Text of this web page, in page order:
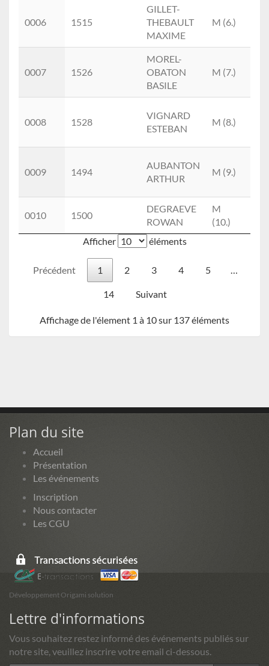
0006 1515
GILLET-
THEBAULT
MAXIME
M (6.)
0007 1526
MOREL-
OBATON
BASILE
M (7.)
0008 1528
VIGNARD
ESTEBAN
M (8.)
0009 1494
AUBANTON
ARTHUR
M (9.)
0010 1500
DEGRAEVE
ROWAN
M
(10.)
Afficher
éléments
Précédent 1 2 3 4 5 …
14 Suivant
Affichage de l'élement 1 à 10 sur 137 éléments
Plan du site
Accueil
Présentation
Les événements
Inscription
Nous contacter
Les CGU
Développement Origami solution
Lettre d'informations
Vous souhaitez restez informé des événements publiés sur
notre site, veuillez inscrire votre email ci-dessous.